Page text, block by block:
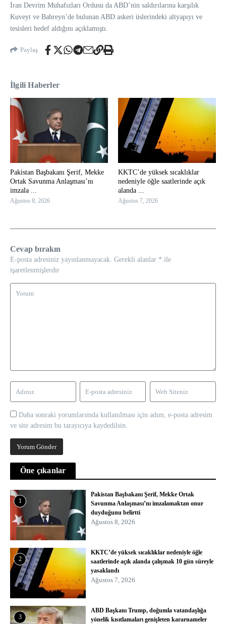
İran Devrim Muhafızları Ordusu da ABD’nin saldırılarına karşılık
Kuveyt ve Bahreyn’de bulunan ABD askeri üslerindeki altyapıyı ve
tesisleri hedef aldığını açıklamıştı.
Paylaş
İlgili Haberler
Pakistan Başbakanı Şerif, Mekke
Ortak Savunma Anlaşması’nı
imzala ...
Ağustos 8, 2026
KKTC’de yüksek sıcaklıklar
nedeniyle öğle saatlerinde açık
alanda ...
Ağustos 7, 2026
Cevap bırakın
E-posta adresiniz yayınlanmayacak. Gerekli alanlar * ile
işaretlenmişlerdir
Daha sonraki yorumlarımda kullanılması için adım, e-posta adresim
ve site adresim bu tarayıcıya kaydedilsin.
Öne çıkanlar
1
Pakistan Başbakanı Şerif, Mekke Ortak
Savunma Anlaşması’nı imzalamaktan onur
duyduğunu belirtti
Ağustos 8, 2026
2
KKTC’de yüksek sıcaklıklar nedeniyle öğle
saatlerinde açık alanda çalışmak 10 gün süreyle
yasaklandı
Ağustos 7, 2026
3
ABD Başkanı Trump, doğumla vatandaşlığa
yönelik kısıtlamaları genişleten kararnameler